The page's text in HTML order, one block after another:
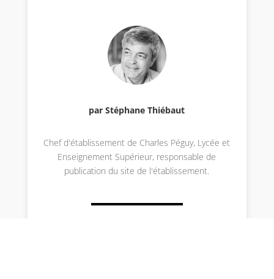
par Stéphane Thiébaut
Chef d'établissement de Charles Péguy, Lycée et
Enseignement Supérieur, responsable de
publication du site de l'établissement.